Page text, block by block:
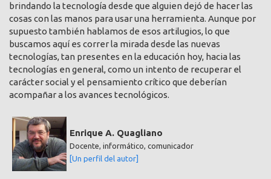
brindando la tecnología desde que alguien dejó de hacer las
cosas con las manos para usar una herramienta. Aunque por
supuesto también hablamos de esos artilugios, lo que
buscamos aquí es correr la mirada desde las nuevas
tecnologías, tan presentes en la educación hoy, hacia las
tecnologías en general, como un intento de recuperar el
carácter social y el pensamiento crítico que deberían
acompañar a los avances tecnológicos.
Enrique A. Quagliano
Docente, informático, comunicador
[Un perfil del autor]